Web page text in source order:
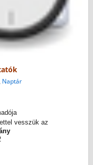
Naptár
vesszük az